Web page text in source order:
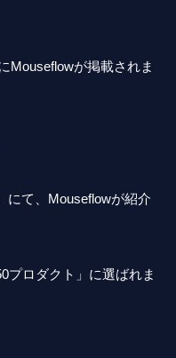
Mouseflowが掲載されま
にて、Mouseflowが紹介
プロダクト」に選ばれま